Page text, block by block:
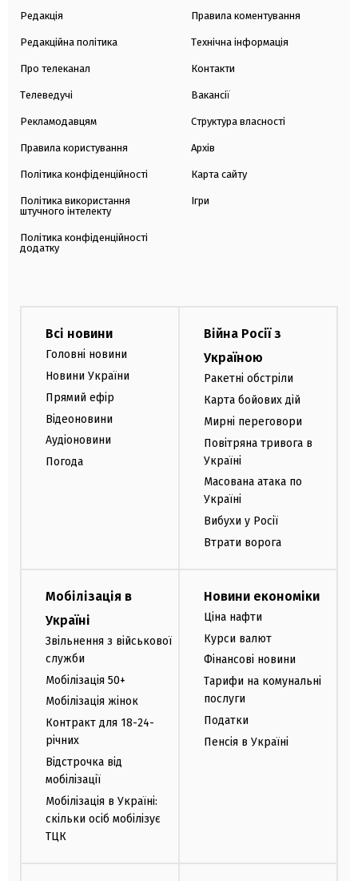
Редакція
Редакційна політика
Про телеканал
Телеведучі
Рекламодавцям
Правила користування
Політика конфіденційності
Політика використання
штучного інтелекту
Політика конфіденційності
додатку
Правила коментування
Технічна інформація
Контакти
Вакансії
Структура власності
Архів
Карта сайту
Ігри
Всі новини
Головні новини
Новини України
Прямий ефір
Відеоновини
Аудіоновини
Погода
Війна Росії з
Україною
Ракетні обстріли
Карта бойових дій
Мирні переговори
Повітряна тривога в
Україні
Масована атака по
Україні
Вибухи у Росії
Втрати ворога
Мобілізація в
Україні
Звільнення з військової
служби
Мобілізація 50+
Мобілізація жінок
Контракт для 18-24-
річних
Відстрочка від
мобілізації
Мобілізація в Україні:
скільки осіб мобілізує
ТЦК
Новини економіки
Ціна нафти
Курси валют
Фінансові новини
Тарифи на комунальні
послуги
Податки
Пенсія в Україні